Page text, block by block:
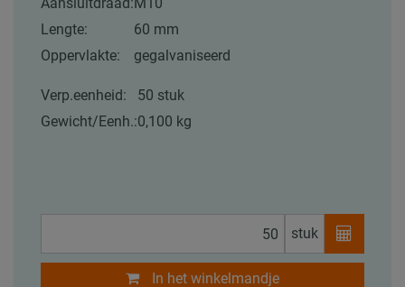
Aansluitdraad:M10
Lengte:
60 mm
Oppervlakte:
gegalvaniseerd
Verp.eenheid:
50 stuk
Gewicht/Eenh.:0,100 kg
stuk
In het winkelmandje